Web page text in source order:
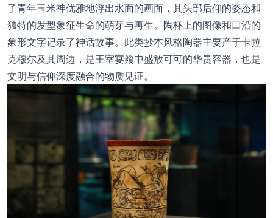
了青年玉米神优雅地浮出水面的画面，其头部后仰的姿态和
独特的发型象征生命的萌芽与再生。陶杯上的图像和口沿的
象形文字记录了神话故事。此类抄本风格陶器主要产于卡拉
克穆尔及其周边，是王室宴飨中盛放可可的华贵容器，也是
文明与信仰深度融合的物质见证。